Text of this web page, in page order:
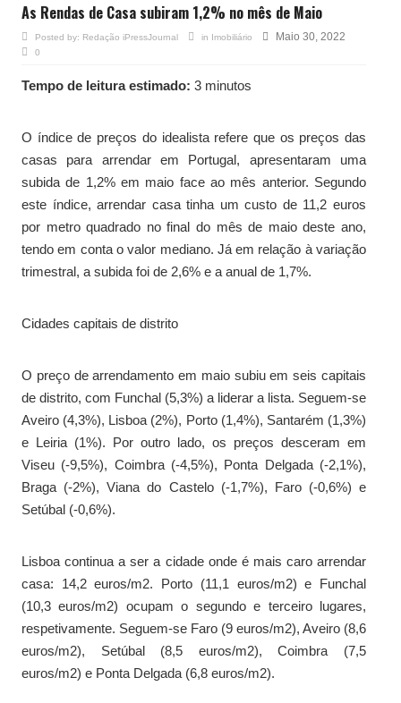
As Rendas de Casa subiram 1,2% no mês de Maio
Posted by: Redação iPressJournal in Imobiliário Maio 30, 2022
0
Tempo de leitura estimado: 3 minutos
O índice de preços do idealista refere que os preços das
casas para arrendar em Portugal, apresentaram uma
subida de 1,2% em maio face ao mês anterior. Segundo
este índice, arrendar casa tinha um custo de 11,2 euros
por metro quadrado no final do mês de maio deste ano,
tendo em conta o valor mediano. Já em relação à variação
trimestral, a subida foi de 2,6% e a anual de 1,7%.
Cidades capitais de distrito
O preço de arrendamento em maio subiu em seis capitais
de distrito, com Funchal (5,3%) a liderar a lista. Seguem-se
Aveiro (4,3%), Lisboa (2%), Porto (1,4%), Santarém (1,3%)
e Leiria (1%). Por outro lado, os preços desceram em
Viseu (-9,5%), Coimbra (-4,5%), Ponta Delgada (-2,1%),
Braga (-2%), Viana do Castelo (-1,7%), Faro (-0,6%) e
Setúbal (-0,6%).
Lisboa continua a ser a cidade onde é mais caro arrendar
casa: 14,2 euros/m2. Porto (11,1 euros/m2) e Funchal
(10,3 euros/m2) ocupam o segundo e terceiro lugares,
respetivamente. Seguem-se Faro (9 euros/m2), Aveiro (8,6
euros/m2), Setúbal (8,5 euros/m2), Coimbra (7,5
euros/m2) e Ponta Delgada (6,8 euros/m2).